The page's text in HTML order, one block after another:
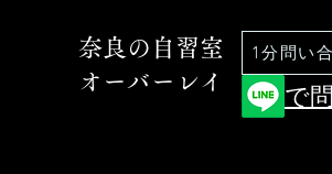
奈良の自習室
オーバーレイ
1分問い
で